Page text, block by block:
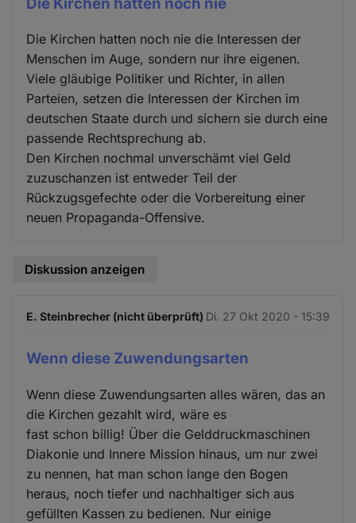
Die Kirchen hatten noch nie die Interessen der
Menschen im Auge, sondern nur ihre eigenen.
Viele gläubige Politiker und Richter, in allen
Parteien, setzen die Interessen der Kirchen im
deutschen Staate durch und sichern sie durch eine
passende Rechtsprechung ab.
Den Kirchen nochmal unverschämt viel Geld
zuzuschanzen ist entweder Teil der
Rückzugsgefechte oder die Vorbereitung einer
neuen Propaganda-Offensive.
Diskussion anzeigen
E. Steinbrecher (nicht überprüft) Di. 27 Okt 2020 - 15:39
Wenn diese Zuwendungsarten
Wenn diese Zuwendungsarten alles wären, das an
die Kirchen gezahlt wird, wäre es
fast schon billig! Über die Gelddruckmaschinen
Diakonie und Innere Mission hinaus, um nur zwei
zu nennen, hat man schon lange den Bogen
heraus, noch tiefer und nachhaltiger sich aus
gefüllten Kassen zu bedienen. Nur einige